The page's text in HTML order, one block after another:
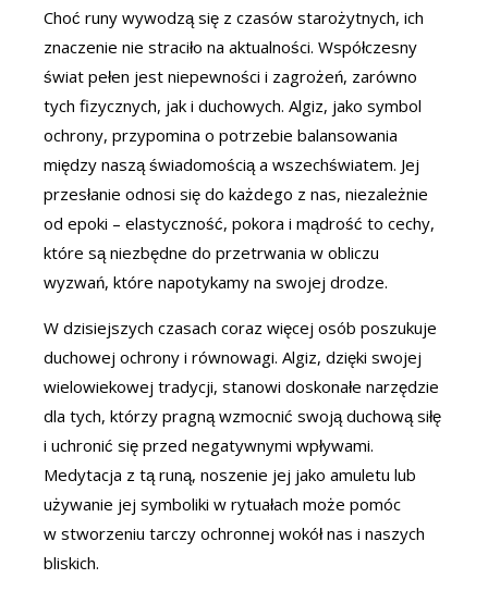
Choć runy wywodzą się z czasów starożytnych, ich
znaczenie nie straciło na aktualności. Współczesny
świat pełen jest niepewności i zagrożeń, zarówno
tych fizycznych, jak i duchowych. Algiz, jako symbol
ochrony, przypomina o potrzebie balansowania
między naszą świadomością a wszechświatem. Jej
przesłanie odnosi się do każdego z nas, niezależnie
od epoki – elastyczność, pokora i mądrość to cechy,
które są niezbędne do przetrwania w obliczu
wyzwań, które napotykamy na swojej drodze.
W dzisiejszych czasach coraz więcej osób poszukuje
duchowej ochrony i równowagi. Algiz, dzięki swojej
wielowiekowej tradycji, stanowi doskonałe narzędzie
dla tych, którzy pragną wzmocnić swoją duchową siłę
i uchronić się przed negatywnymi wpływami.
Medytacja z tą runą, noszenie jej jako amuletu lub
używanie jej symboliki w rytuałach może pomóc
w stworzeniu tarczy ochronnej wokół nas i naszych
bliskich.